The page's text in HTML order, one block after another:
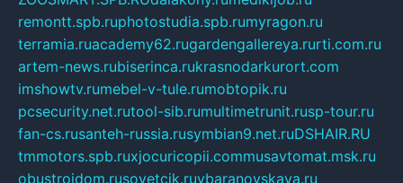
remontt.spb.ruphotostudia.spb.rumyragon.ru
terramia.ruacademy62.rugardengallereya.rurti.com.ru
artem-news.rubiserinca.rukrasnodarkurort.com
imshowtv.rumebel-v-tule.rumobtopik.ru
pcsecurity.net.rutool-sib.rumultimetrunit.rusp-tour.ru
fan-cs.rusanteh-russia.rusymbian9.net.ruDSHAIR.RU
tmmotors.spb.ruxjocuricopii.commusavtomat.msk.ru
obustrojdom.rusovetcik.ruybaranovskaya.ru